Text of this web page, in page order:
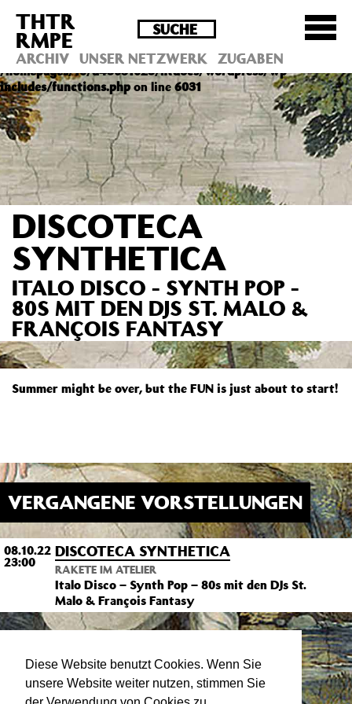
Diese Website benutzt Cookies. Wenn Sie
unsere Website weiter nutzen, stimmen Sie
Deprecated : Die Funktion post_permalink ist seit
Version 4.4.0 veraltet! Verwende stattdessen
get_permalink(). in
/homepages/10/d43051023/htdocs/wordpress/wp-
includes/functions.phpon line 6031
THTR
RMPE
ARCHIV UNSER NETZWERK ZUGABEN
DISCOTECA
SYNTHETICA
ITALO DISCO - SYNTH POP -
80S MIT DEN DJS ST. MALO &
FRANÇOIS FANTASY
Summer might be over, but the FUN is just about to start!
VERGANGENE VORSTELLUNGEN
08.10.22
23:00
DISCOTECA SYNTHETICA
RAKETE IM ATELIER
Italo Disco – Synth Pop – 80s mit den DJs St.
Malo & François Fantasy